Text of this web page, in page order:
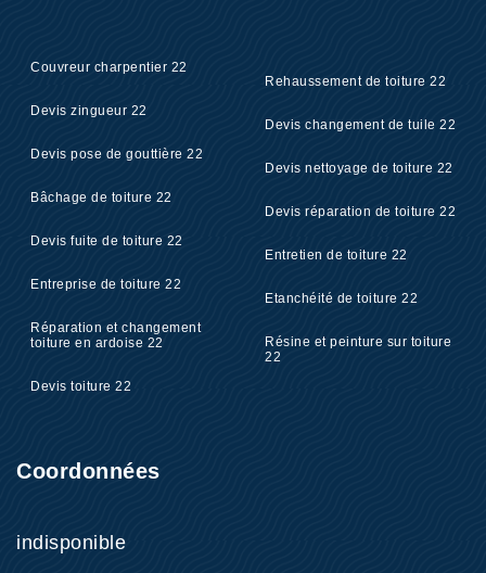
Couvreur charpentier 22
Devis zingueur 22
Devis pose de gouttière 22
Bâchage de toiture 22
Devis fuite de toiture 22
Entreprise de toiture 22
Réparation et changement
toiture en ardoise 22
Devis toiture 22
Rehaussement de toiture 22
Devis changement de tuile 22
Devis nettoyage de toiture 22
Devis réparation de toiture 22
Entretien de toiture 22
Etanchéité de toiture 22
Résine et peinture sur toiture
22
Coordonnées
indisponible